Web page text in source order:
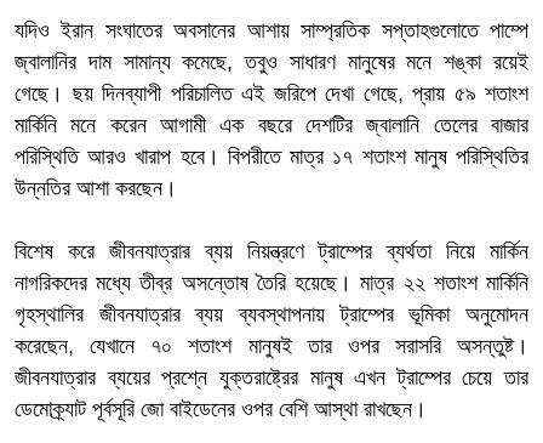
যদিও ইরান সংঘাতের অবসানের আশায় সাম্প্রতিক সপ্তাহগুলোতে পাম্পে
জ্বালানির দাম সামান্য কমেছে, তবুও সাধারণ মানুষের মনে শঙ্কা রয়েই
গেছে। ছয় দিনব্যাপী পরিচালিত এই জরিপে দেখা গেছে, প্রায় ৫৯ শতাংশ
মার্কিনি মনে করেন আগামী এক বছরে দেশটির জ্বালানি তেলের বাজার
পরিস্থিতি আরও খারাপ হবে। বিপরীতে মাত্র ১৭ শতাংশ মানুষ পরিস্থিতির
উন্নতির আশা করছেন।
বিশেষ করে জীবনযাত্রার ব্যয় নিয়ন্ত্রণে ট্রাম্পের ব্যর্থতা নিয়ে মার্কিন
নাগরিকদের মধ্যে তীব্র অসন্তোষ তৈরি হয়েছে। মাত্র ২২ শতাংশ মার্কিনি
গৃহস্থালির জীবনযাত্রার ব্যয় ব্যবস্থাপনায় ট্রাম্পের ভূমিকা অনুমোদন
করেছেন, যেখানে ৭০ শতাংশ মানুষই তার ওপর সরাসরি অসন্তুষ্ট।
জীবনযাত্রার ব্যয়ের প্রশ্নে যুক্তরাষ্ট্রের মানুষ এখন ট্রাম্পের চেয়ে তার
ডেমোক্র্যাট পূর্বসূরি জো বাইডেনের ওপর বেশি আস্থা রাখছেন।